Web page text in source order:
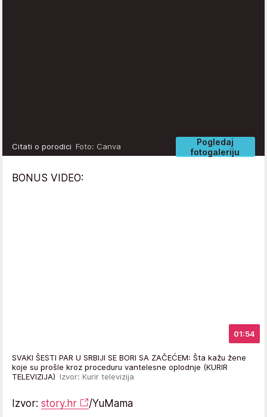
Pogledaj
fotogaleriju
Citati o porodici Foto: Canva
BONUS VIDEO:
01:54
SVAKI ŠESTI PAR U SRBIJI SE BORI SA ZAČEĆEM: Šta kažu žene
koje su prošle kroz proceduru vantelesne oplodnje (KURIR
TELEVIZIJA) Izvor: Kurir televizija
Izvor: story.hr /YuMama